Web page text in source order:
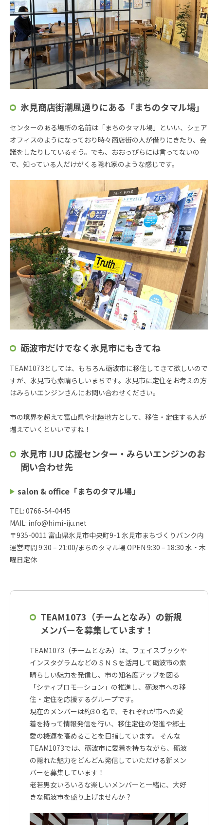
氷見商店街潮風通りにある「まちのタマル場」
センターのある場所の名前は「まちのタマル場」といい、シェア
オフィスのようになっており時々商店街の人が借りにきたり、会
議をしたりしているそう。でも、おおっぴらには言ってないの
で、知っている人だけがくる隠れ家のような感じです。
砺波市だけでなく氷見市にもきてね
TEAM1073としては、もちろん砺波市に移住してきて欲しいので
すが、氷見市も素晴らしいまちです。氷見市に定住をお考えの方
はみらいエンジンさんにお問い合わせください。
市の境界を超えて富山県や北陸地方として、移住・定住する人が
増えていくといいですね！
氷見市 IJU 応援センター・みらいエンジンのお
問い合わせ先
salon & office「まちのタマル場」
TEL: 0766-54-0445
MAIL: info@himi-iju.net
〒935-0011 富山県氷見市中央町9-1 氷見市まちづくりバンク内
運営時間 9:30 – 21:00/まちのタマル場 OPEN 9:30 – 18:30 水・木
曜日定休
TEAM1073（チームとなみ）の新規
メンバーを募集しています！
TEAM1073（チームとなみ）は、フェイスブックや
インスタグラムなどのＳＮＳを活用して砺波市の素
晴らしい魅力を発信し、市の知名度アップを図る
「シティプロモーション」の推進し、砺波市への移
住・定住を応援するグループです。
現在のメンバーは約3０名で、それぞれが市への愛
着を持って情報発信を行い、移住定住の促進や郷土
愛の機運を高めることを目指しています。 そんな
TEAM1073では、砺波市に愛着を持ちながら、砺波
の隠れた魅力をどんどん発信していただける新メン
バーを募集しています！
老若男女いろいろな楽しいメンバーと一緒に、大好
きな砺波市を盛り上げませんか？